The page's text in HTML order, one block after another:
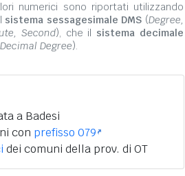
numerici sono riportati utilizzando
sistema sessagesimale DMS (Degree,
Second), che il sistema decimale
Decimal Degree).
a Badesi
con prefisso 079
dei comuni della prov. di OT